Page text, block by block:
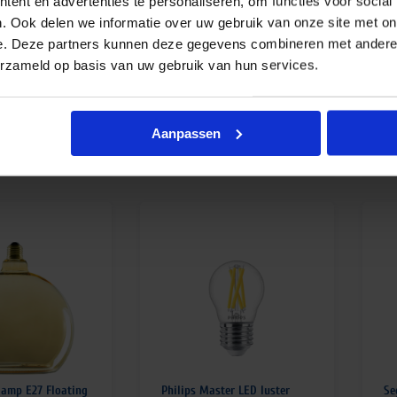
Ook delen we informatie over uw gebruik van onze site met
Deze partners kunnen deze gegevens combineren met
op basis van uw gebruik van hun services.
Aanpassen
E27 Floating
glas 4W
dimbaar
4-6 werkdagen
Philips Master LED luster
2.5W 927 E27 P45 helder glas
| dimbaar – vervangt 25W
Op voorraad
E27 Floating
Philips Master LED luster